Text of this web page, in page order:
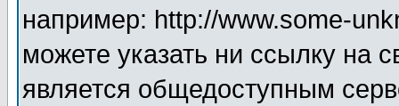
например: http://www.some-
можете указать ни ссылку на
является общедоступным